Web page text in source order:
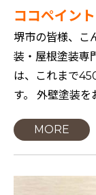
ココペイント
堺市の皆様、こ
装・屋根塗装専
は、これまで
す。 外壁塗装を
MORE